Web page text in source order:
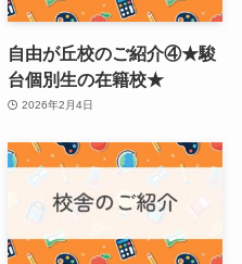
自由が丘校のご紹介④★駿
台個別生の在籍校★
2026年2月4日